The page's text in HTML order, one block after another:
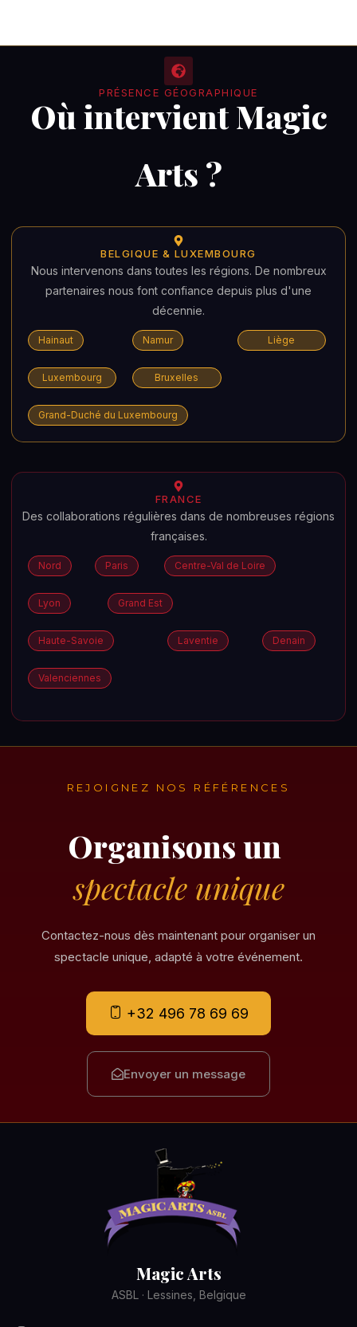
PRÉSENCE GÉOGRAPHIQUE
Où intervient Magic
Arts ?
BELGIQUE & LUXEMBOURG
Nous intervenons dans toutes les régions. De nombreux
partenaires nous font confiance depuis plus d'une
décennie.
Hainaut Namur Liège
Luxembourg Bruxelles
Grand-Duché du Luxembourg
FRANCE
Des collaborations régulières dans de nombreuses régions
françaises.
Nord Paris Centre-Val de Loire
Lyon Grand Est
Haute-Savoie Laventie Denain
Valenciennes
REJOIGNEZ NOS RÉFÉRENCES
Organisons un
spectacle unique
Contactez-nous dès maintenant pour organiser un
spectacle unique, adapté à votre événement.
+32 496 78 69 69
Envoyer un message
Magic Arts
ASBL · Lessines, Belgique